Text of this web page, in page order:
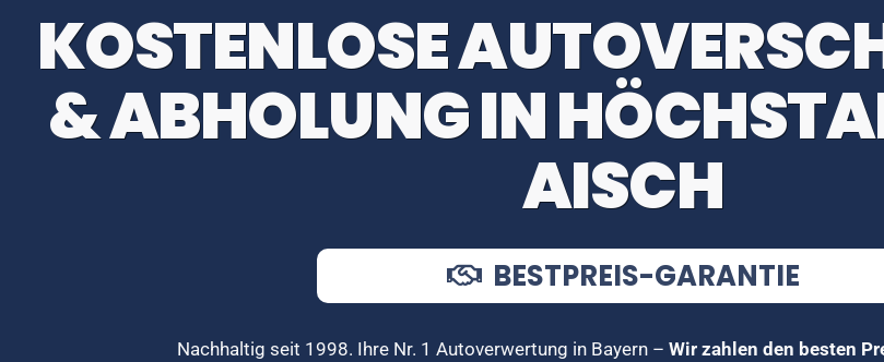
KOSTENLOSE
& ABHOLUNG IN
AISCH
BESTPREIS-GARANTIE
Nachhaltig seit 1998. Ihre Nr. 1 Autoverwertung in Bayern – Wir zahlen den besten